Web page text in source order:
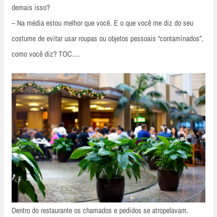
demais isso?
– Na média estou melhor que você. E o que você me diz do seu
costume de evitar usar roupas ou objetos pessoais “contaminados”,
como você diz? TOC….
Dentro do restaurante os chamados e pedidos se atropelavam.